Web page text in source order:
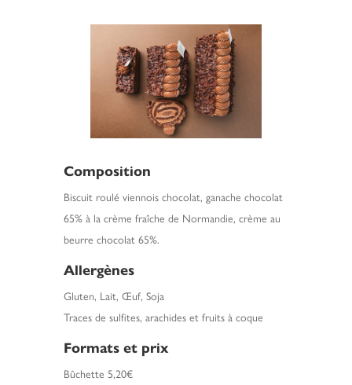
Composition
Biscuit roulé viennois chocolat, ganache chocolat
65% à la crème fraîche de Normandie, crème au
beurre chocolat 65%.
Allergènes
Gluten, Lait, Œuf, Soja
Traces de sulfites, arachides et fruits à coque
Formats et prix
Bûchette 5,20€